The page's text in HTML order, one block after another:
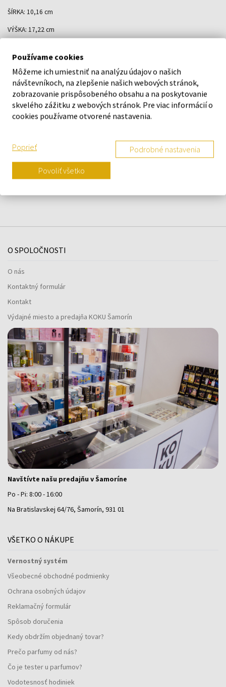
ŠÍRKA: 10,16 cm
VÝŠKA: 17,22 cm
VOSK: 100% sójový
O ZNAČKE
Náš výber na mieru presne pre
vás
O SPOLOČNOSTI
O nás
Kontaktný formulár
Kontakt
Výdajné miesto a predajňa KOKU Šamorín
Navštívte našu predajňu v Šamoríne
Po - Pi: 8:00 - 16:00
Na Bratislavskej 64/76, Šamorín, 931 01
VŠETKO O NÁKUPE
Vernostný systém
Všeobecné obchodné podmienky
Ochrana osobných údajov
Reklamačný formulár
Spôsob doručenia
Kedy obdržím objednaný tovar?
Prečo parfumy od nás?
Čo je tester u parfumov?
Vodotesnosť hodiniek
Používame cookies
Môžeme ich umiestniť na analýzu údajov o našich
návštevníkoch, na zlepšenie našich webových stránok,
zobrazovanie prispôsobeného obsahu a na poskytovanie
skvelého zážitku z webových stránok. Pre viac informácií o
cookies používame otvorené nastavenia.
Poprieť Podrobné nastavenia
Povoliť všetko